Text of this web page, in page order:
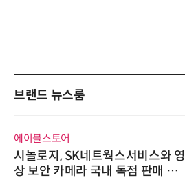
브랜드 뉴스룸
에이블스토어
시놀로지, SK네트웍스서비스와 영
상 보안 카메라 국내 독점 판매 파